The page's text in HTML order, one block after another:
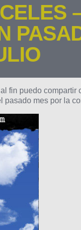
fin puedo compartir
mes por la